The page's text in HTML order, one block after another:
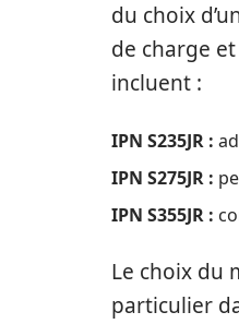
du choix
de charge
incluent :
IPN S235JR :
IPN S275JR :
IPN S355JR :
Le choix du
particulier